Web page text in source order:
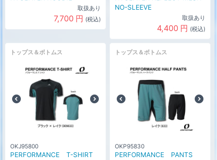
取扱あり
7,700 円 (税込)
NO-SLEEVE
取扱あり
4,400 円 (税込)
トップス＆ボトムス
OKJ95800
PERFORMANCE T-SHIRT
トップス＆ボトムス
OKP95830
PERFORMANCE PANTS